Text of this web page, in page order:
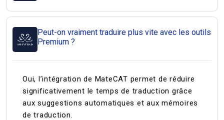
Peut-on vraiment traduire plus vite avec les outils
Premium ?
Oui, l’intégration de MateCAT permet de réduire
significativement le temps de traduction grâce
aux suggestions automatiques et aux mémoires
de traduction.